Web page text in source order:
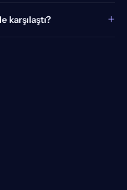
karşılaştı? +